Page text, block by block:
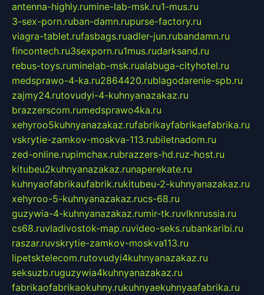
antenna-highly.rumine-lab-msk.ru1-mus.ru
3-sex-porn.ruban-damn.rupurse-factory.ru
viagra-tablet.rufasbags.ruadler-jun.rubandamn.ru
fincontech.ru3sexporn.ru1mus.rudarksand.ru
rebus-toys.ruminelab-msk.rualabuga-cityhotel.ru
medsprawo-4-ka.ru2864420.rublagodarenie-spb.ru
zajmy24.rutovudyi-4-kuhnyanazakaz.ru
brazzerscom.rumedsprawo4ka.ru
xehyroo5kuhnyanazakaz.rufabrikayfabrikaefabrika.ru
vskrytie-zamkov-moskva-113.rubiletnadom.ru
zed-online.rupimchax.rubrazzers-hd.ruz-host.ru
kitubeu2kuhnyanazakaz.runaperekate.ru
kuhnyaofabrikaufabrik.rukitubeu-2-kuhnyanazakaz.ru
xehyroo-5-kuhnyanazakaz.rucs-68.ru
guzywia-4-kuhnyanazakaz.rumir-tk.ruvlknrussia.ru
cs68.ruvladivostok-map.ruvideo-seks.rubankaribi.ru
raszar.ruvskrytie-zamkov-moskva113.ru
lipetsktelecom.rutovudyi4kuhnyanazakaz.ru
seksuzb.ruguzywia4kuhnyanazakaz.ru
fabrikaofabrikaokuhny.rukuhnyaekuhnyaafabrika.ru